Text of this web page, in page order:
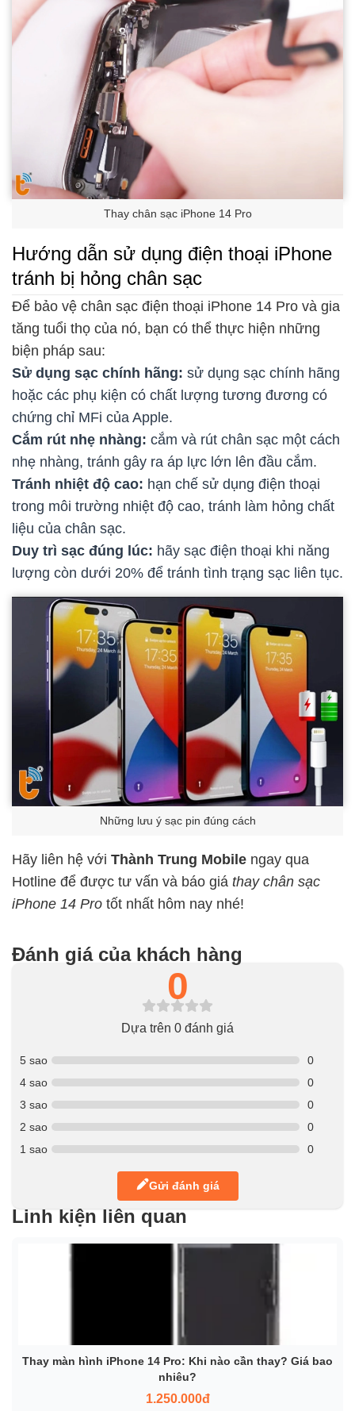
Thay chân sạc iPhone 14 Pro
Hướng dẫn sử dụng điện thoại iPhone
tránh bị hỏng chân sạc
Để bảo vệ chân sạc điện thoại iPhone 14 Pro và gia
tăng tuổi thọ của nó, bạn có thể thực hiện những
biện pháp sau:
Sử dụng sạc chính hãng: sử dụng sạc chính hãng
hoặc các phụ kiện có chất lượng tương đương có
chứng chỉ MFi của Apple.
Cắm rút nhẹ nhàng: cắm và rút chân sạc một cách
nhẹ nhàng, tránh gây ra áp lực lớn lên đầu cắm.
Tránh nhiệt độ cao: hạn chế sử dụng điện thoại
trong môi trường nhiệt độ cao, tránh làm hỏng chất
liệu của chân sạc.
Duy trì sạc đúng lúc: hãy sạc điện thoại khi năng
lượng còn dưới 20% để tránh tình trạng sạc liên tục.
Những lưu ý sạc pin đúng cách
Hãy liên hệ với Thành Trung Mobile ngay qua
Hotline để được tư vấn và báo giá thay chân sạc
iPhone 14 Pro tốt nhất hôm nay nhé!
Đánh giá của khách hàng
0
Dựa trên 0 đánh giá
5 sao
0
4 sao
0
3 sao
0
2 sao
0
1 sao
0
Gửi đánh giá
Linh kiện liên quan
Thay màn hình iPhone 14 Pro: Khi nào cần thay? Giá bao
nhiêu?
1.250.000đ